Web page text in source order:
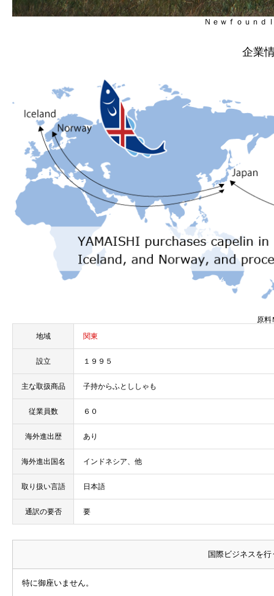
Ｎｅｗｆｏｕｎｄ
企業
原料
地域
関東
設立 １９９５
主な取扱商品 子持からふとししゃも
従業員数 ６０
海外進出歴 あり
海外進出国名 インドネシア、他
取り扱い言語 日本語
通訳の要否 要
国際ビジネスを
特に御座いません。